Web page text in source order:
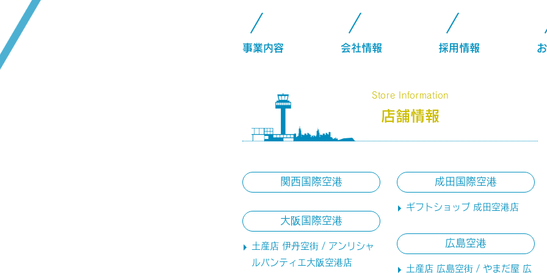
事業内容 会社情報 採用情報
Store Information
店舗情報
関西国際空港
大阪国際空港
土産店 伊丹空街 / アンリシャ
ルパンティエ大阪空港店
成田国際空港
ギフトショップ 成田空港店
広島空港
土産店 広島空街 / やまだ屋 広